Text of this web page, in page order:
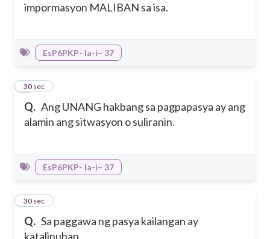
impormasyon MALIBAN sa isa.
EsP6PKP- Ia-i– 37
Q. Ang UNANG hakbang sa pagpapasya ay ang
alamin ang sitwasyon o suliranin.
9
30 sec
EsP6PKP- Ia-i– 37
Q. Sa paggawa ng pasya kailangan ay
katalinuhan.
10
30 sec